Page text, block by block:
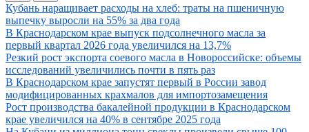
Иллюстрация новости
Кубань наращивает расходы на хлеб: траты на пшеничную
выпечку выросли на 55% за два года
Иллюстрация новости
В Краснодарском крае выпуск подсолнечного масла за
первый квартал 2026 года увеличился на 13,7%
Иллюстрация новости
Резкий рост экспорта соевого масла в Новороссийске: объемы
исследований увеличились почти в пять раз
Иллюстрация новости
В Краснодарском крае запустят первый в России завод
модифицированных крахмалов для импортозамещения
Иллюстрация новости
Рост производства бакалейной продукции в Краснодарском
крае увеличился на 40% в сентябре 2025 года